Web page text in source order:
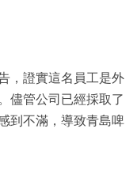
，證實這名員工是外
儘管公司已經採取了
到不滿，導致青島啤